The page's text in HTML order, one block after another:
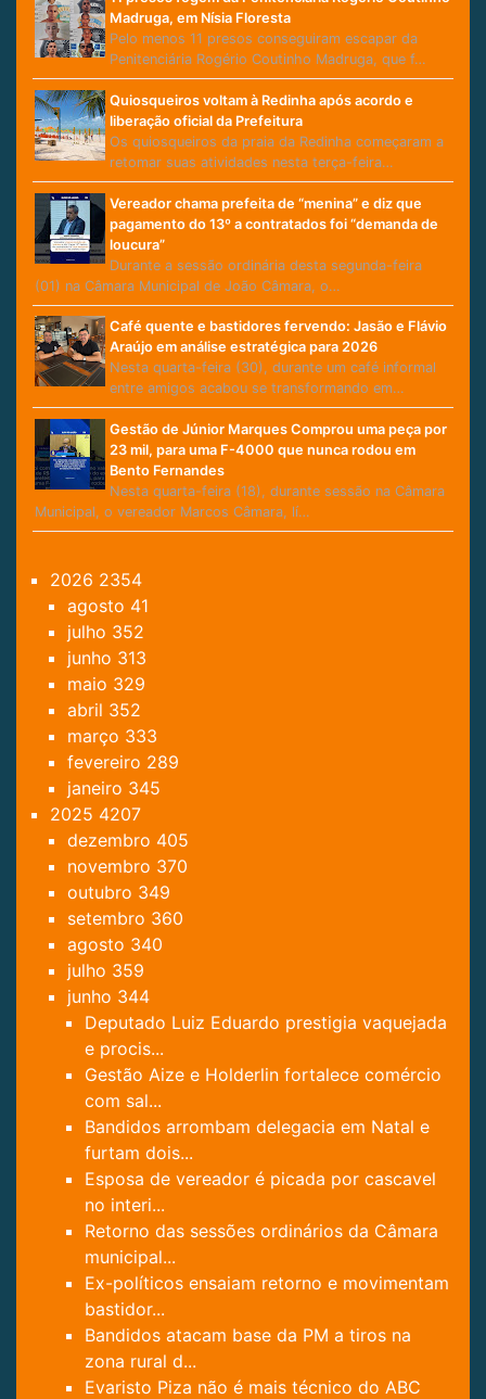
Madruga, em Nísia Floresta
Pelo menos 11 presos conseguiram escapar da
Penitenciária Rogério Coutinho Madruga, que f…
Quiosqueiros voltam à Redinha após acordo e
liberação oficial da Prefeitura
Os quiosqueiros da praia da Redinha começaram a
retomar suas atividades nesta terça-feira…
Vereador chama prefeita de “menina” e diz que
pagamento do 13º a contratados foi “demanda de
loucura”
Durante a sessão ordinária desta segunda-feira
(01) na Câmara Municipal de João Câmara, o…
Café quente e bastidores fervendo: Jasão e Flávio
Araújo em análise estratégica para 2026
Nesta quarta-feira (30), durante um café informal
entre amigos acabou se transformando em…
Gestão de Júnior Marques Comprou uma peça por
23 mil, para uma F-4000 que nunca rodou em
Bento Fernandes
Nesta quarta-feira (18), durante sessão na Câmara
Municipal, o vereador Marcos Câmara, lí…
2026 2354
agosto 41
julho 352
junho 313
maio 329
abril 352
março 333
fevereiro 289
janeiro 345
2025 4207
dezembro 405
novembro 370
outubro 349
setembro 360
agosto 340
julho 359
junho 344
Deputado Luiz Eduardo prestigia vaquejada
e procis...
Gestão Aize e Holderlin fortalece comércio
com sal...
Bandidos arrombam delegacia em Natal e
furtam dois...
Esposa de vereador é picada por cascavel
no interi...
Retorno das sessões ordinários da Câmara
municipal...
Ex-políticos ensaiam retorno e movimentam
bastidor...
Bandidos atacam base da PM a tiros na
zona rural d...
Evaristo Piza não é mais técnico do ABC